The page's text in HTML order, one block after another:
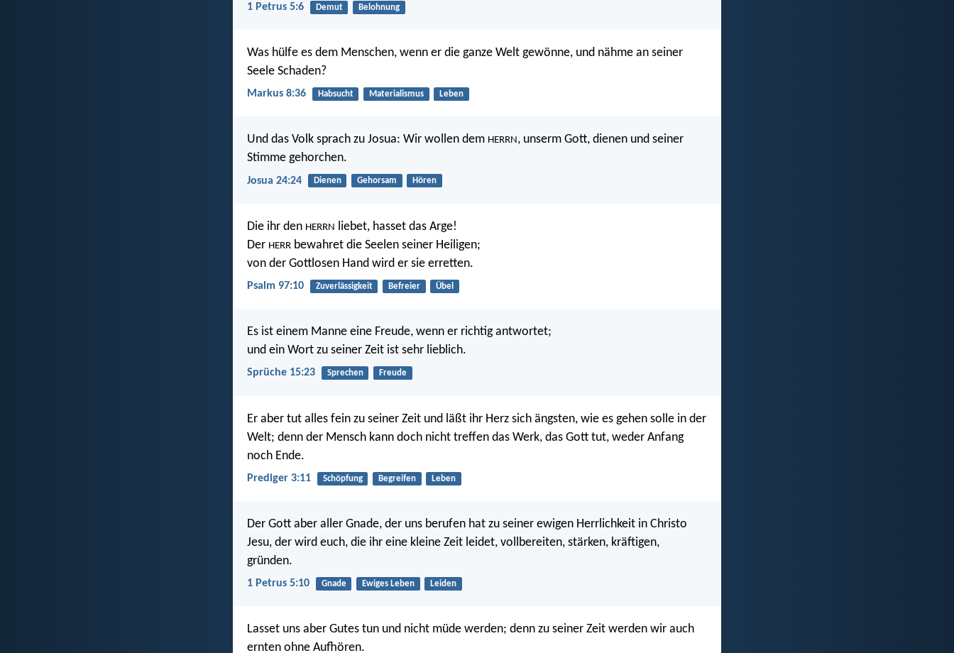
1 Petrus 5:6 Demut Belohnung
Was hülfe es dem Menschen, wenn er die ganze Welt gewönne, und nähme an seiner
Seele Schaden?
Markus 8:36 Habsucht Materialismus Leben
Und das Volk sprach zu Josua: Wir wollen dem HERRN, unserm Gott, dienen und seiner
Stimme gehorchen.
Josua 24:24 Dienen Gehorsam Hören
Die ihr den HERRN liebet, hasset das Arge!
Der HERR bewahret die Seelen seiner Heiligen;
von der Gottlosen Hand wird er sie erretten.
Psalm 97:10 Zuverlässigkeit Befreier Übel
Es ist einem Manne eine Freude, wenn er richtig antwortet;
und ein Wort zu seiner Zeit ist sehr lieblich.
Sprüche 15:23 Sprechen Freude
Er aber tut alles fein zu seiner Zeit und läßt ihr Herz sich ängsten, wie es gehen solle in der
Welt; denn der Mensch kann doch nicht treffen das Werk, das Gott tut, weder Anfang
noch Ende.
Prediger 3:11 Schöpfung Begreifen Leben
Der Gott aber aller Gnade, der uns berufen hat zu seiner ewigen Herrlichkeit in Christo
Jesu, der wird euch, die ihr eine kleine Zeit leidet, vollbereiten, stärken, kräftigen,
gründen.
1 Petrus 5:10 Gnade Ewiges Leben Leiden
Lasset uns aber Gutes tun und nicht müde werden; denn zu seiner Zeit werden wir auch
ernten ohne Aufhören.